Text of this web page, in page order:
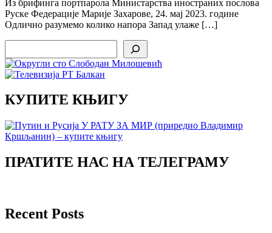
Из брифинга портпарола Министарства иностраних послова
Руске Федерације Марије Захарове, 24. мај 2023. године
Одлично разумемо колико напора Запад улаже […]
КУПИТЕ КЊИГУ
ПРАТИТЕ НАС НА ТЕЛЕГРАМУ
Recent Posts